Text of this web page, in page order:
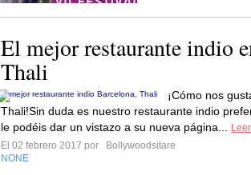
El mejor restaurante indio
Thali
¡Cómo nos
Thali!Sin duda es nuestro restaurante indio
le podéis dar un vistazo a su nueva página...
El 02 febrero 2017 por
Bollywoodsitare
NONE